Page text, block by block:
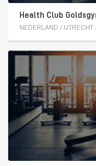
Health Club
NEDERLAND / UTRECHT